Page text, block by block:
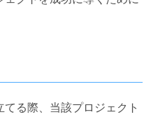
る際、当該プロジェクト